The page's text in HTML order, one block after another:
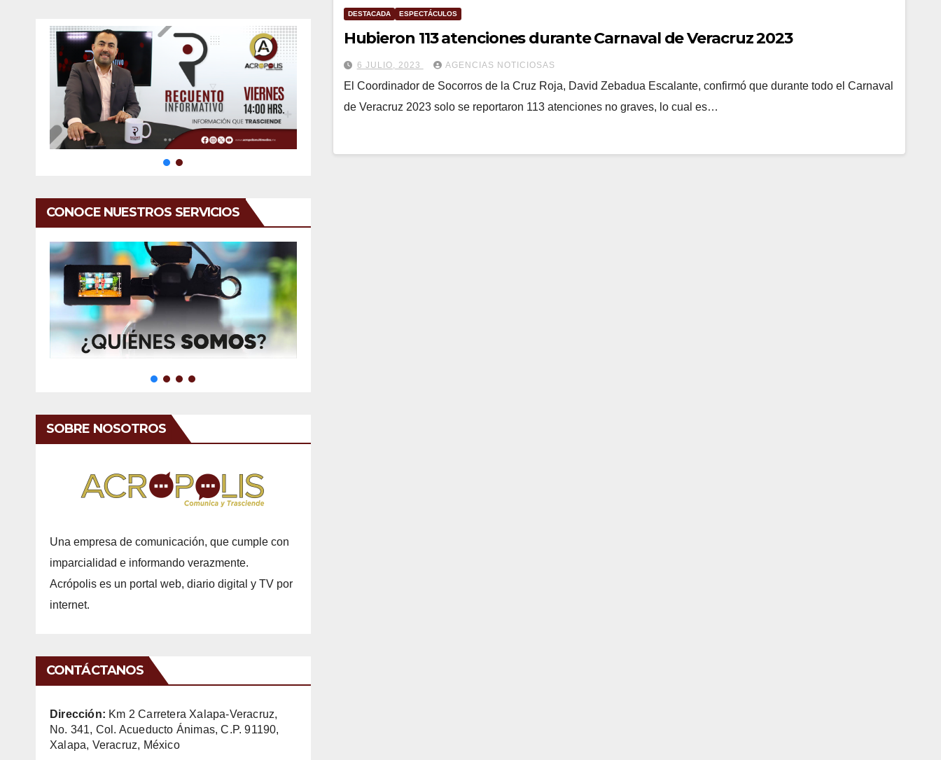
CONOCE NUESTROS SERVICIOS
SOBRE NOSOTROS
Una empresa de comunicación, que cumple con
imparcialidad e informando verazmente.
Acrópolis es un portal web, diario digital y TV por
internet.
CONTÁCTANOS
Dirección: Km 2 Carretera Xalapa-Veracruz,
No. 341, Col. Acueducto Ánimas, C.P. 91190,
Xalapa, Veracruz, México
DESTACADA ESPECTÁCULOS
Hubieron 113 atenciones durante Carnaval de Veracruz 2023
6 JULIO, 2023 AGENCIAS NOTICIOSAS
El Coordinador de Socorros de la Cruz Roja, David Zebadua Escalante, confirmó que durante todo el Carnaval
de Veracruz 2023 solo se reportaron 113 atenciones no graves, lo cual es…